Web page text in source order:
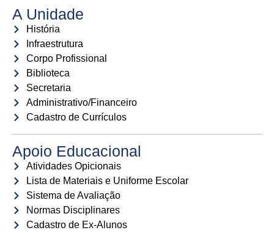
A Unidade
História
Infraestrutura
Corpo Profissional
Biblioteca
Secretaria
Administrativo/Financeiro
Cadastro de Currículos
Apoio Educacional
Atividades Opicionais
Lista de Materiais e Uniforme Escolar
Sistema de Avaliação
Normas Disciplinares
Cadastro de Ex-Alunos